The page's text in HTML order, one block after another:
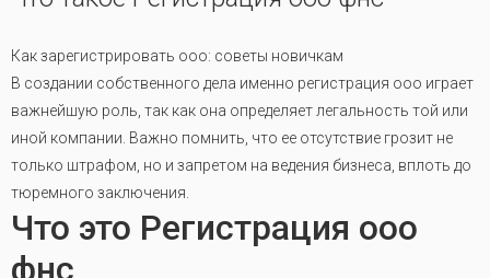
Как зарегистрировать ооо: советы новичкам
В создании собственного дела именно регистрация ооо играет
важнейшую роль, так как она определяет легальность той или
иной компании. Важно помнить, что ее отсутствие грозит не
только штрафом, но и запретом на ведения бизнеса, вплоть до
тюремного заключения.
Что это Регистрация ооо
фнс